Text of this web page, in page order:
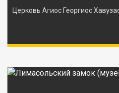
Церковь Агиос Георгиос